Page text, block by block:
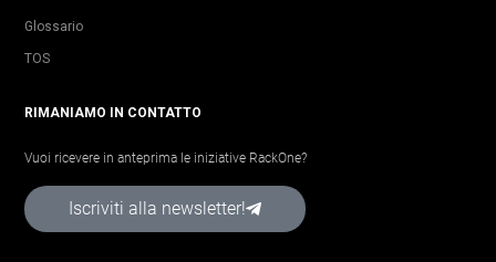
Glossario
TOS
RIMANIAMO IN CONTATTO
Vuoi ricevere in anteprima le iniziative RackOne?
Iscriviti alla newsletter!